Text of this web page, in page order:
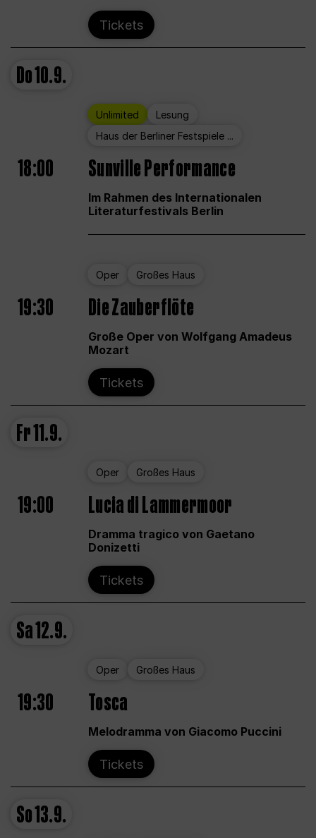
Tickets
Do10.9.
Unlimited
Lesung
Haus der Berliner Festspiele ...
18:00 Sunville Performance
Im Rahmen des Internationalen
Literaturfestivals Berlin
Oper Großes Haus
19:30 Die Zauberflöte
Große Oper von Wolfgang Amadeus
Mozart
Tickets
Fr11.9.
Oper Großes Haus
19:00 Lucia di Lammermoor
Dramma tragico von Gaetano
Donizetti
Tickets
Sa12.9.
Oper Großes Haus
19:30 Tosca
Melodramma von Giacomo Puccini
Tickets
So13.9.